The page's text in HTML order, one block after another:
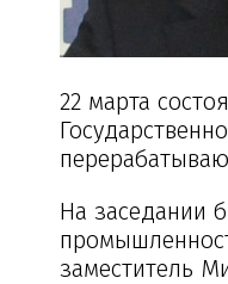
22 марта
На заседании
заместитель